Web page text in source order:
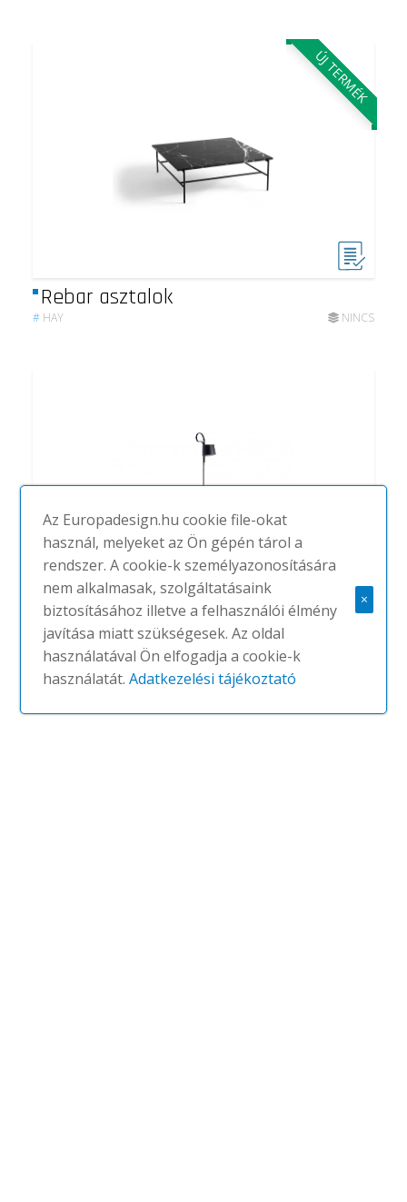
ÚJ TERMÉK
Rebar asztalok
# HAY NINCS
HAY Rope Trick
#HAY
Az Europadesign.hu cookie file-okat
használ, melyeket az Ön gépén tárol a
rendszer. A cookie-k személyazonosítására
nem alkalmasak, szolgáltatásaink
biztosításához illetve a felhasználói élmény
javítása miatt szükségesek. Az oldal
használatával Ön elfogadja a cookie-k
használatát.Adatkezelési tájékoztató
×